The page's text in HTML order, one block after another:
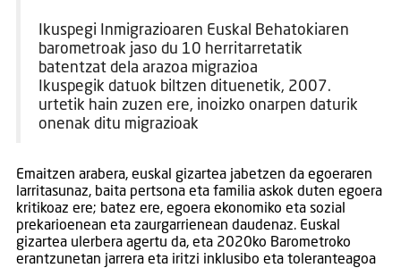
Ikuspegi Inmigrazioaren Euskal Behatokiaren
barometroak jaso du 10 herritarretatik
batentzat dela arazoa migrazioa
Ikuspegik datuok biltzen dituenetik, 2007.
urtetik hain zuzen ere, inoizko onarpen daturik
onenak ditu migrazioak
Emaitzen arabera, euskal gizartea jabetzen da egoeraren
larritasunaz, baita pertsona eta familia askok duten egoera
kritikoaz ere; batez ere, egoera ekonomiko eta sozial
prekarioenean eta zaurgarrienean daudenaz. Euskal
gizartea ulerbera agertu da, eta 2020ko Barometroko
erantzunetan jarrera eta iritzi inklusibo eta toleranteagoa